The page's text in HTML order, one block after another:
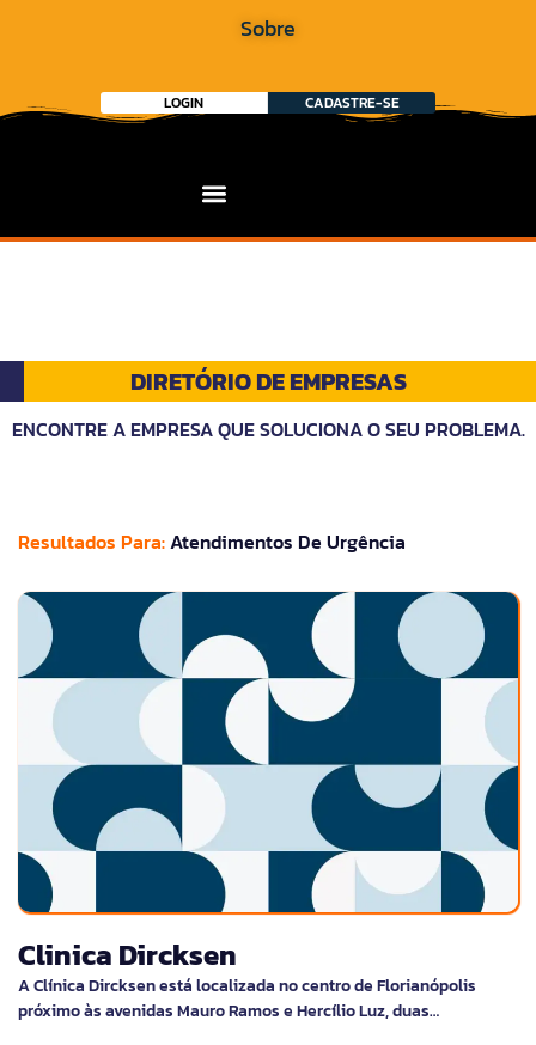
Sobre
LOGIN CADASTRE-SE
DIRETÓRIO DE EMPRESAS
ENCONTRE A EMPRESA QUE SOLUCIONA O SEU PROBLEMA.
Resultados Para:Atendimentos De Urgência
Clinica Dircksen
A Clínica Dircksen está localizada no centro de Florianópolis
próximo às avenidas Mauro Ramos e Hercílio Luz, duas…